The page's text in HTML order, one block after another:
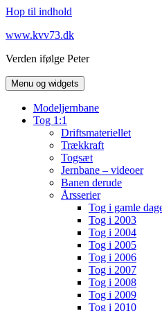
Hop til indhold
www.kvv73.dk
Verden ifølge Peter
Menu og widgets
Modeljernbane
Tog 1:1
Driftsmateriellet
Trækkraft
Togsæt
Jernbane – videoer
Banen derude
Årsserier
Tog i gamle
Tog i 2003
Tog i 2004
Tog i 2005
Tog i 2006
Tog i 2007
Tog i 2008
Tog i 2009
Tog i 2010